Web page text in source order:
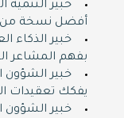
خبير التنمية
أفضل نسخة
خبير الذكاء
بفهم المشاعر
خبير الشؤون
يفكك تعقيدات
خبير الشؤون